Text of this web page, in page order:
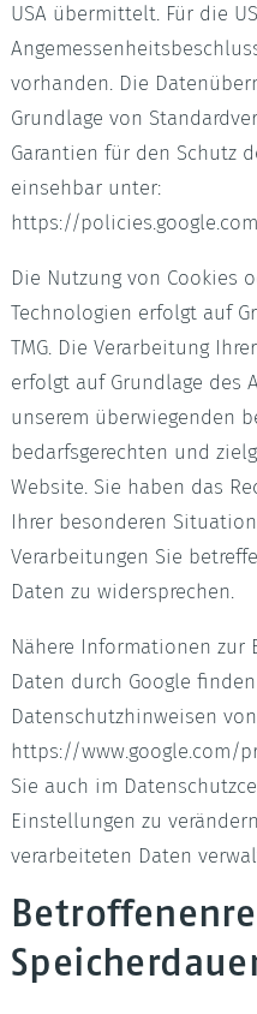
USA übermittelt. Für die
vorhanden. Die
Grundlage von
Garantien für den Schutz
einsehbar unter:
https://
Die Nutzung von Cookies
Technologien erfolgt auf
TMG. Die Verarbeitung
erfolgt auf Grundlage des
unserem überwiegenden
bedarfsgerechten und
Website. Sie haben das
Ihrer besonderen
Verarbeitungen Sie
Daten zu widersprechen.
Nähere Informationen zur
Daten durch Google
Datenschutzhinweisen
https://www.google.com/
Sie auch im
Einstellungen zu
verarbeiteten Daten